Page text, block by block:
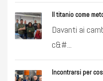
Il titanio come
Davanti ai
c&#...
Incontrarsi per